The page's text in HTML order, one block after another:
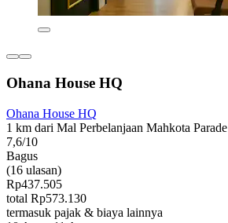
Ohana House HQ
Ohana House HQ
1 km dari Mal Perbelanjaan Mahkota Parade
7,6/10
Bagus
(16 ulasan)
Rp437.505
total Rp573.130
termasuk pajak & biaya lainnya